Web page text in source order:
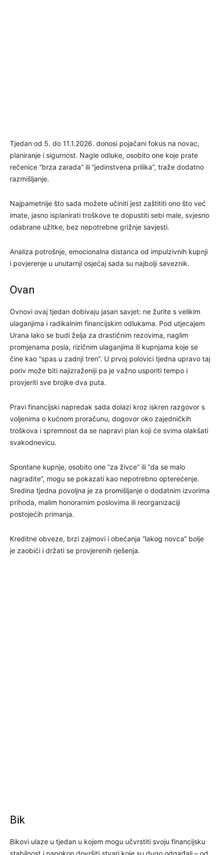
Tjedan od 5. do 11.1.2026. donosi pojačani fokus na novac,
planiranje i sigurnost. Nagle odluke, osobito one koje prate
rečenice “brza zarada” ili “jedinstvena prilika”, traže dodatno
razmišljanje.
Najpametnije što sada možete učiniti jest zaštititi ono što već
imate, jasno isplanirati troškove te dopustiti sebi male, svjesno
odabrane užitke, bez nepotrebne grižnje savjesti.
Analiza potrošnje, emocionalna distanca od impulzivnih kupnji
i povjerenje u unutarnji osjećaj sada su najbolji saveznik.
Ovan
Ovnovi ovaj tjedan dobivaju jasan savjet: ne žurite s velikim
ulaganjima i radikalnim financijskim odlukama. Pod utjecajem
Urana lako se budi želja za drastičnim rezovima, naglim
promjenama posla, rizičnim ulaganjima ili kupnjama koje se
čine kao “spas u zadnji tren”. U prvoj polovici tjedna upravo taj
poriv može biti najizraženiji pa je važno usporiti tempo i
provjeriti sve brojke dva puta.
Pravi financijski napredak sada dolazi kroz iskren razgovor s
voljenima o kućnom proračunu, dogovor oko zajedničkih
troškova i spremnost da se napravi plan koji će svima olakšati
svakodnevicu.
Spontane kupnje, osobito one “za živce” ili “da se malo
nagradite”, mogu se pokazati kao nepotrebno opterećenje.
Sredina tjedna povoljna je za promišljanje o dodatnim izvorima
prihoda, malim honorarnim poslovima ili reorganizaciji
postojećih primanja.
Kreditne obveze, brzi zajmovi i obećanja “lakog novca” bolje
je zaobići i držati se provjerenih rješenja.
Bik
Bikovi ulaze u tjedan u kojem mogu učvrstiti svoju financijsku
stabilnost i napokon dovršiti stvari koje su dugo odgađali – od